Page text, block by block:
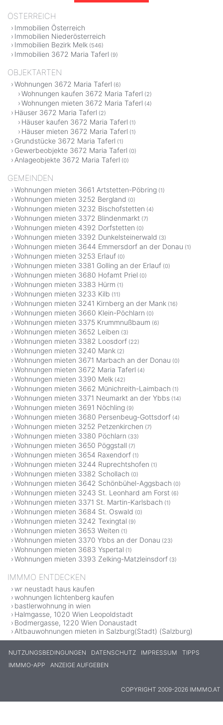
ÖSTERREICH
Immobilien Österreich
Immobilien Niederösterreich
Immobilien Bezirk Melk (546)
Immobilien 3672 Maria Taferl (9)
OBJEKTARTEN
Wohnungen 3672 Maria Taferl (6)
Wohnungen kaufen 3672 Maria Taferl (2)
Wohnungen mieten 3672 Maria Taferl (4)
Häuser 3672 Maria Taferl (2)
Häuser kaufen 3672 Maria Taferl (1)
Häuser mieten 3672 Maria Taferl (1)
Grundstücke 3672 Maria Taferl (1)
Gewerbeobjekte 3672 Maria Taferl (0)
Anlageobjekte 3672 Maria Taferl (0)
GEMEINDEN
Wohnungen mieten 3661 Artstetten-Pöbring (1)
Wohnungen mieten 3252 Bergland (0)
Wohnungen mieten 3232 Bischofstetten (4)
Wohnungen mieten 3372 Blindenmarkt (7)
Wohnungen mieten 4392 Dorfstetten (0)
Wohnungen mieten 3392 Dunkelsteinerwald (3)
Wohnungen mieten 3644 Emmersdorf an der Donau (1)
Wohnungen mieten 3253 Erlauf (0)
Wohnungen mieten 3381 Golling an der Erlauf (0)
Wohnungen mieten 3680 Hofamt Priel (0)
Wohnungen mieten 3383 Hürm (1)
Wohnungen mieten 3233 Kilb (11)
Wohnungen mieten 3241 Kirnberg an der Mank (16)
Wohnungen mieten 3660 Klein-Pöchlarn (0)
Wohnungen mieten 3375 Krummnußbaum (6)
Wohnungen mieten 3652 Leiben (3)
Wohnungen mieten 3382 Loosdorf (22)
Wohnungen mieten 3240 Mank (2)
Wohnungen mieten 3671 Marbach an der Donau (0)
Wohnungen mieten 3672 Maria Taferl (4)
Wohnungen mieten 3390 Melk (42)
Wohnungen mieten 3662 Münichreith-Laimbach (1)
Wohnungen mieten 3371 Neumarkt an der Ybbs (14)
Wohnungen mieten 3691 Nöchling (9)
Wohnungen mieten 3680 Persenbeug-Gottsdorf (4)
Wohnungen mieten 3252 Petzenkirchen (7)
Wohnungen mieten 3380 Pöchlarn (33)
Wohnungen mieten 3650 Pöggstall (7)
Wohnungen mieten 3654 Raxendorf (1)
Wohnungen mieten 3244 Ruprechtshofen (1)
Wohnungen mieten 3382 Schollach (0)
Wohnungen mieten 3642 Schönbühel-Aggsbach (0)
Wohnungen mieten 3243 St. Leonhard am Forst (6)
Wohnungen mieten 3371 St. Martin-Karlsbach (1)
Wohnungen mieten 3684 St. Oswald (0)
Wohnungen mieten 3242 Texingtal (9)
Wohnungen mieten 3653 Weiten (1)
Wohnungen mieten 3370 Ybbs an der Donau (23)
Wohnungen mieten 3683 Yspertal (1)
Wohnungen mieten 3393 Zelking-Matzleinsdorf (3)
IMMMO ENTDECKEN
wr neustadt haus kaufen
wohnungen lichtenberg kaufen
bastlerwohnung in wien
Halmgasse, 1020 Wien Leopoldstadt
Bodmergasse, 1220 Wien Donaustadt
Altbauwohnungen mieten in Salzburg(Stadt) (Salzburg)
NUTZUNGSBEDINGUNGEN DATENSCHUTZ IMPRESSUM
TIPPS
IMMMO-APP
ANZEIGE AUFGEBEN
COPYRIGHT 2009-2026 IMMMO.AT